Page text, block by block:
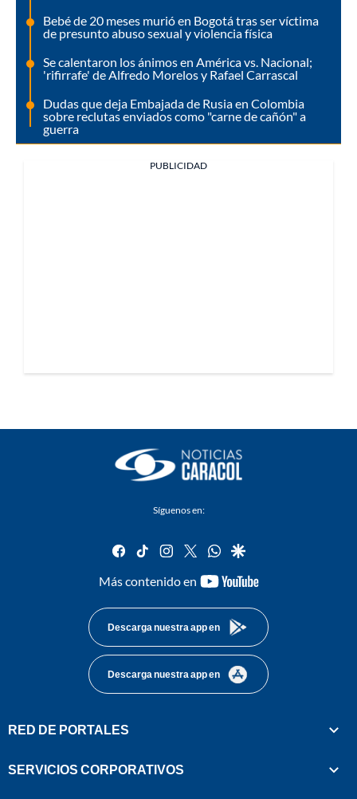
Bebé de 20 meses murió en Bogotá tras ser víctima
de presunto abuso sexual y violencia física
Se calentaron los ánimos en América vs. Nacional;
'rifirrafe' de Alfredo Morelos y Rafael Carrascal
Dudas que deja Embajada de Rusia en Colombia
sobre reclutas enviados como "carne de cañón" a
guerra
PUBLICIDAD
Síguenos en:
facebook
tiktok instagram
twitterwhatsapp
google
Más contenido en
youtube-
Descarga nuestra app en
Descarga nuestra app en
RED DE PORTALES
SERVICIOS CORPORATIVOS